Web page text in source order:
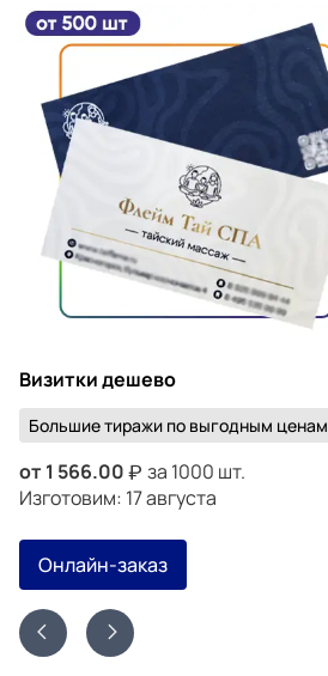
Визитки дешево
Большие тиражи по выгодным ценам
от 1 566.00
за 1000 шт.
Изготовим: 17 августа
Онлайн-заказ